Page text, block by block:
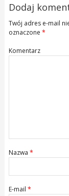
Dodaj
Twój adres e-mail
oznaczone *
Komentarz
Nazwa *
E-mail *